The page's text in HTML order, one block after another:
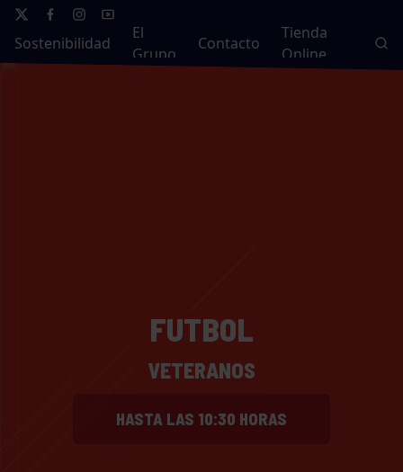
Sostenibilidad
El
Grupo
Contacto
Tienda
Online
FUTBOL
VETERANOS
HASTA LAS 10:30 HORAS